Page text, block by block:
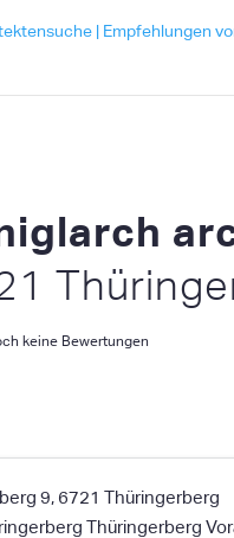
keine Bewertungen
9, 6721 Thüringerberg
Thüringerberg